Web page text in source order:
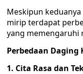
Meskipun
mirip terdapat
yang memengaruhi
Perbedaan Daging
1. Cita Rasa dan